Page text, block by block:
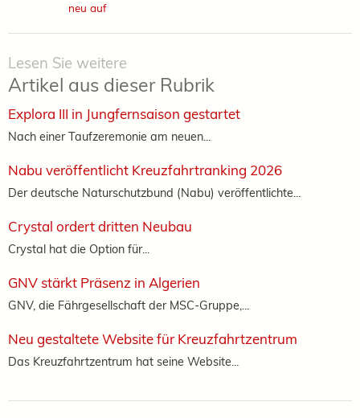
neu auf
Lesen Sie weitere
Artikel aus dieser Rubrik
Explora III in Jungfernsaison gestartet
Nach einer Taufzeremonie am neuen...
Nabu veröffentlicht Kreuzfahrtranking 2026
Der deutsche Naturschutzbund (Nabu) veröffentlichte...
Crystal ordert dritten Neubau
Crystal hat die Option für...
GNV stärkt Präsenz in Algerien
GNV, die Fährgesellschaft der MSC-Gruppe,...
Neu gestaltete Website für Kreuzfahrtzentrum
Das Kreuzfahrtzentrum hat seine Website...